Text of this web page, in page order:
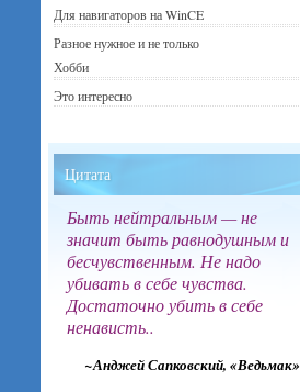
Для навигаторов на WinCE
Разное нужное и не только
Хобби
Это интересно
Цитата
Быть нейтральным — не
значит быть равнодушным и
бесчувственным. Не надо
убивать в себе чувства.
Достаточно убить в себе
ненависть..
~Анджей Сапковский, «Ведьмак»